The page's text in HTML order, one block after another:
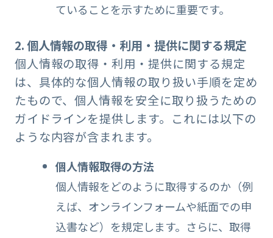
ていることを示すために重要です。
2. 個人情報の取得・利用・提供に関する規定
個人情報の取得・利用・提供に関する規定
は、具体的な個人情報の取り扱い手順を定め
たもので、個人情報を安全に取り扱うための
ガイドラインを提供します。これには以下の
ような内容が含まれます。
個人情報取得の方法
個人情報をどのように取得するのか（例
えば、オンラインフォームや紙面での申
込書など）を規定します。さらに、取得